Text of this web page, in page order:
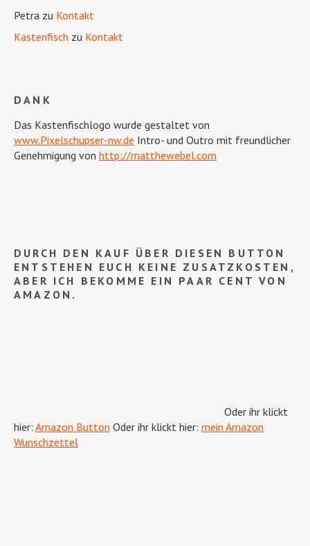
Petra zu Kontakt
Kastenfisch zu Kontakt
DANK
Das Kastenfischlogo wurde gestaltet von
www.Pixelschupser-nw.de Intro- und Outro mit freundlicher
Genehmigung von http://matthewebel.com
DURCH DEN KAUF ÜBER DIESEN BUTTON
ENTSTEHEN EUCH KEINE ZUSATZKOSTEN,
ABER ICH BEKOMME EIN PAAR CENT VON
AMAZON.
Oder ihr klickt
hier: Amazon Button Oder ihr klickt hier: mein Amazon
Wunschzettel